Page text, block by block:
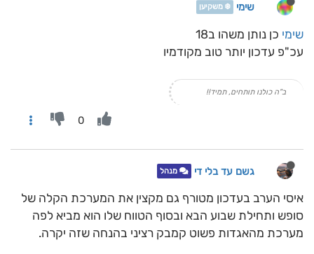
שימי ❄️ משקיען
שימי כן נותן משהו ב18
עכ"פ עדכון יותר טוב מקודמיו
ב"ה כולנו תותחים, תמיד!!
0
גשם עד בלי די מנהל
איסי הערב בעדכון מטורף גם מקצין את המערכת הקלה של
סופש ותחילת שבוע הבא ובסוף הטווח שלו הוא מביא לפה
מערכת מהאגדות פשוט קמבק רציני בהנחה שזה יקרה.